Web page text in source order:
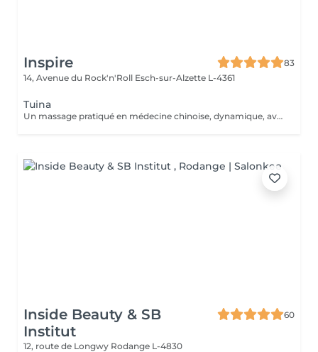
Inspire
83
14, Avenue du Rock'n'Roll Esch-sur-Alzette L-4361
Tuina
Un massage pratiqué en médecine chinoise, dynamique, avec des manuvres visant à libérer les blocages énergétiques. Il fait circuler le Chi dans le corps et l'esprit pour atteindre un état de profonde relaxation.
Inside Beauty & SB
Institut
60
12, route de Longwy Rodange L-4830